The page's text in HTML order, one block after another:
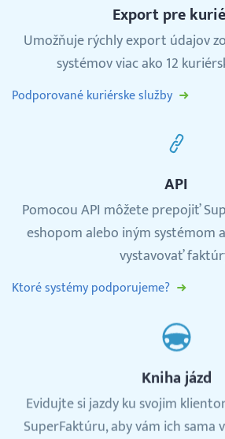
Export pre
Umožňuje rýchly export údajov
systémov viac ako 12
Podporované kuriérske služby
API
Pomocou API môžete prepojiť
eshopom alebo iným systémom
vystavovať
Ktoré systémy podporujeme?
Kniha jázd
Evidujte si jazdy ku svojim
SuperFaktúru, aby vám ich sama